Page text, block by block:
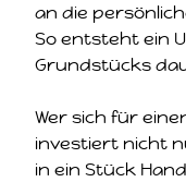
an die
So entsteht ein
Grundstücks
Wer sich für
investiert nicht
in ein Stück